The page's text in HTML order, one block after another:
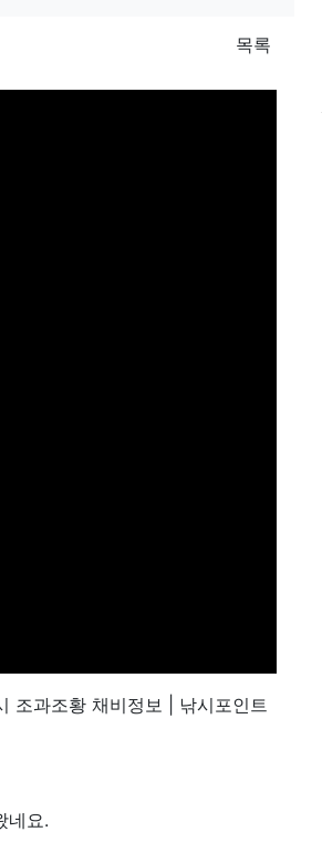
목록
조과조황 채비정보 | 낚시포인트
네요.